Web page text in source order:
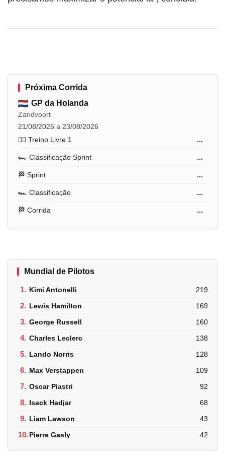
Próxima Corrida
GP da Holanda
Zandvoort
21/08/2026 a 23/08/2026
🏋️‍♂️ Treino Livre 1
...
🏎️ Classificação Sprint ...
🏁 Sprint ...
🏎️ Classificação ...
🏁 Corrida ...
Mundial de Pilotos
1. Kimi Antonelli 219
2. Lewis Hamilton 169
3. George Russell 160
4. Charles Leclerc 138
5. Lando Norris 128
6. Max Verstappen 109
7. Oscar Piastri 92
8. Isack Hadjar 68
9. Liam Lawson 43
10.Pierre Gasly 42